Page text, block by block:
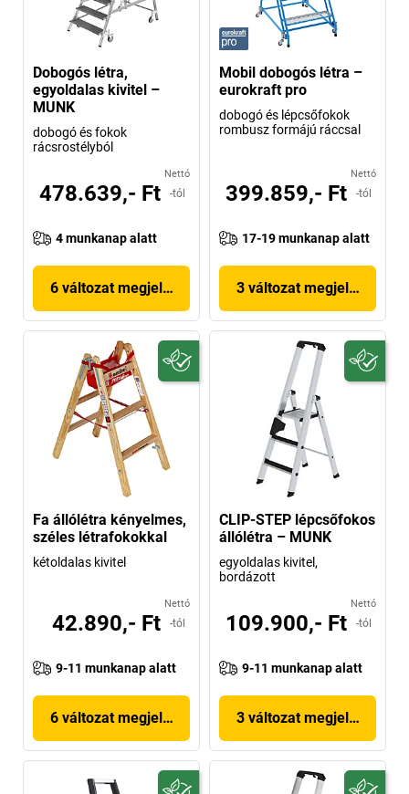
Dobogós létra,
egyoldalas kivitel –
MUNK
dobogó és fokok
rácsrostélyból
Nettó
478.639,- Ft -tól
4 munkanap alatt
6 változat megjelenítése
Mobil dobogós létra –
eurokraft pro
dobogó és lépcsőfokok
rombusz formájú ráccsal
Nettó
399.859,- Ft -tól
17-19 munkanap alatt
3 változat megjelenítése
Fa állólétra kényelmes,
széles létrafokokkal
kétoldalas kivitel
Nettó
42.890,- Ft -tól
9-11 munkanap alatt
6 változat megjelenítése
CLIP-STEP lépcsőfokos
állólétra – MUNK
egyoldalas kivitel,
bordázott
Nettó
109.900,- Ft -tól
9-11 munkanap alatt
3 változat megjelenítése